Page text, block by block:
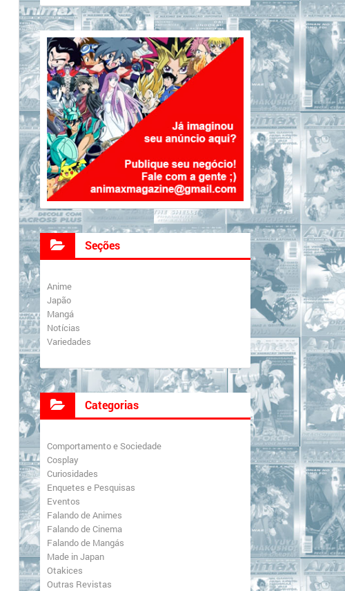
Seções
Anime
Japão
Mangá
Notícias
Variedades
Categorias
Comportamento e Sociedade
Cosplay
Curiosidades
Enquetes e Pesquisas
Eventos
Falando de Animes
Falando de Cinema
Falando de Mangás
Made in Japan
Otakices
Outras Revistas